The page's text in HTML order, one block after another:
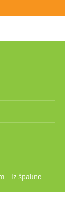
– Iz špaltne